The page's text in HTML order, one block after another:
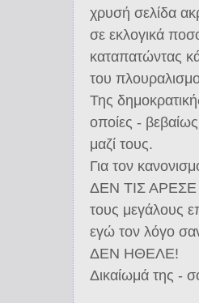
χρυσή σελίδα
σε εκλογικά
καταπατώντας
του
Της
οποίες -
μαζί τους.
Για τον
ΔΕΝ ΤΙΣ ΑΡΕΣΕ
τους μεγάλους
εγώ τον λόγο
ΔΕΝ ΗΘΕΛΕ!
Δικαίωμά της -